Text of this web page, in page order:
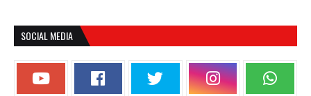
SOCIAL MEDIA